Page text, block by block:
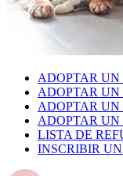
ADOPTAR UN
ADOPTAR UN
ADOPTAR UN
ADOPTAR UN
LISTA DE
INSCRIBIR